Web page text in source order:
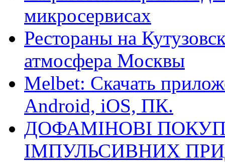
микросервисах
Рестораны на
атмосфера Москвы
Melbet: Скачать
Android, iOS, ПК.
ДОФАМІНОВІ
ІМПУЛЬСИВНИХ